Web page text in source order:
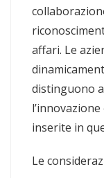
affari. Le
distinguono
inserite in
Le